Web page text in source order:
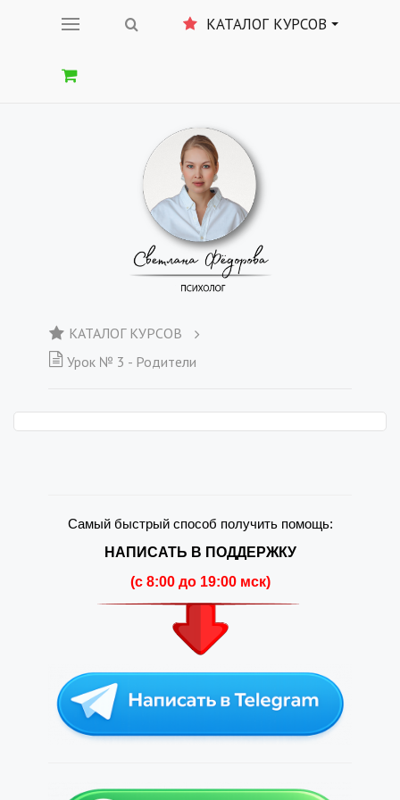
КАТАЛОГ КУРСОВ
КАТАЛОГ КУРСОВ
Урок № 3 - Родители
Самый быстрый способ получить помощь:
НАПИСАТЬ В ПОДДЕРЖКУ
(c 8:00 до 19:00 мск)